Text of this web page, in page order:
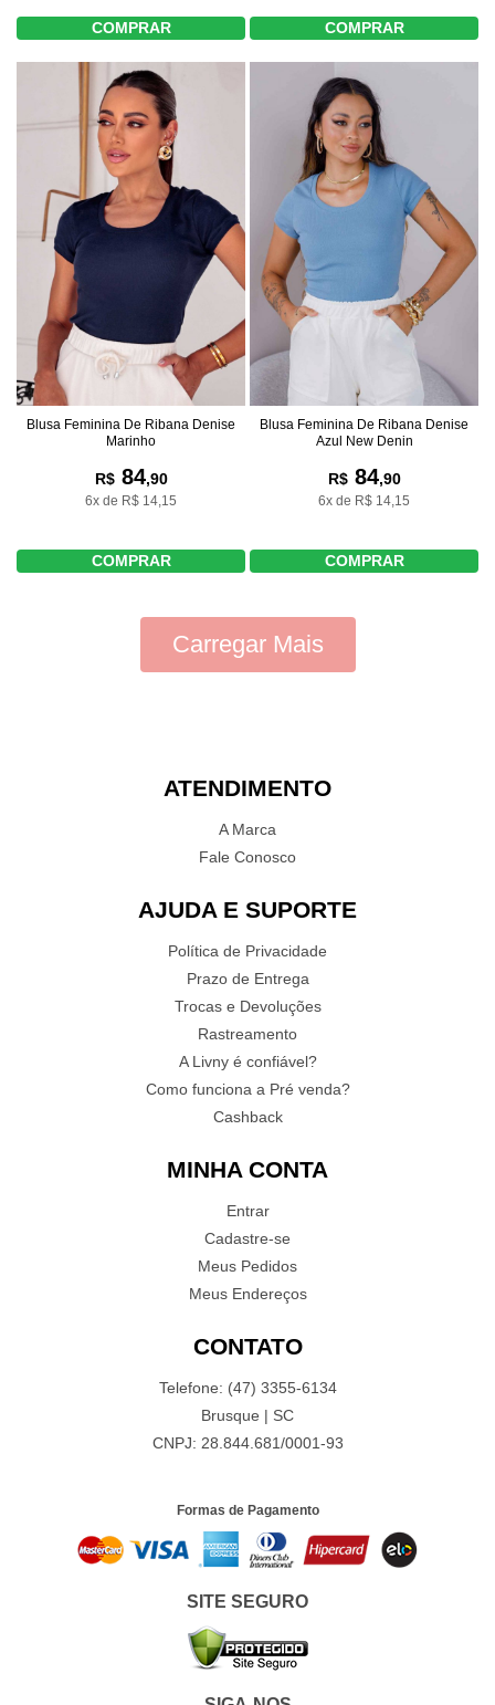
COMPRAR COMPRAR
Blusa Feminina De Ribana Denise
Marinho
R$84,90
6x de R$ 14,15
COMPRAR
Blusa Feminina De Ribana Denise
Azul New Denin
R$84,90
6x de R$ 14,15
COMPRAR
Carregar Mais
ATENDIMENTO
A Marca
Fale Conosco
AJUDA E SUPORTE
Política de Privacidade
Prazo de Entrega
Trocas e Devoluções
Rastreamento
A Livny é confiável?
Como funciona a Pré venda?
Cashback
MINHA CONTA
Entrar
Cadastre-se
Meus Pedidos
Meus Endereços
CONTATO
Telefone: (47) 3355-6134
Brusque | SC
CNPJ: 28.844.681/0001-93
Formas de Pagamento
SITE SEGURO